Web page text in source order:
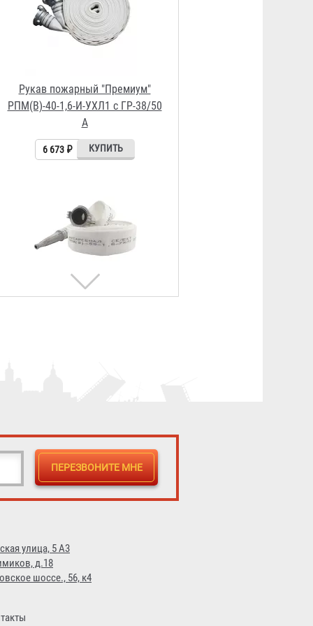
Рукав пожарный "Селект"
РПМ(В)-50-1,6-УХЛ1 с ГР-50 А/П и
РС-50.01А
улица, 5 А3
д.18
шоссе., 56, к4